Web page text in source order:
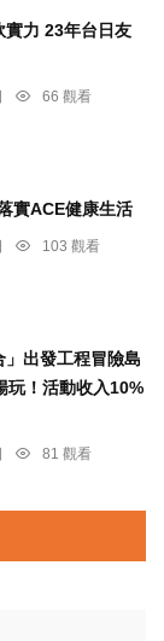
實力 23年台日友
66 觀看
實ACE健康生活
103 觀看
出發工程冒險島
玩！活動收入10%
81 觀看